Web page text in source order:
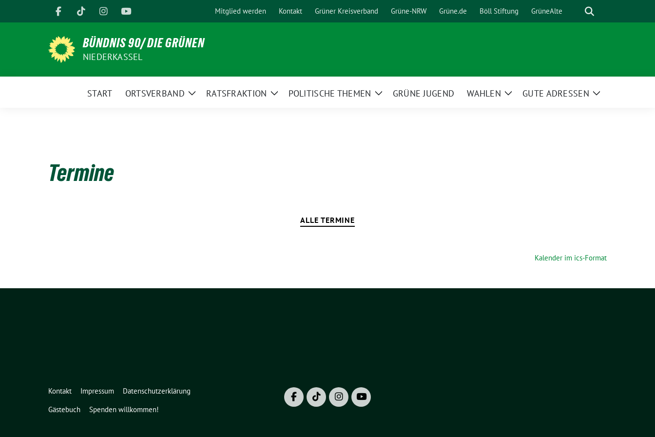
zum
Mitglied werden Kontakt Grüner Kreisverband Grüne-NRW Grüne.de Böll Stiftung GrüneAlte Suche
BÜNDNIS 90/ DIE GRÜNEN
NIEDERKASSEL
START ORTSVERBAND
ZeigeRATSFRAKTION
ZeigePOLITISCHE THEMEN
ZeigeGRÜNE JUGEND WAHLEN
ZeigeGUTE ADRESSEN
Zeige
Termine
ALLE TERMINE
Kalender im ics-Format
Kontakt Impressum
Datenschutzerklärung
Gästebuch
Spenden willkommen!